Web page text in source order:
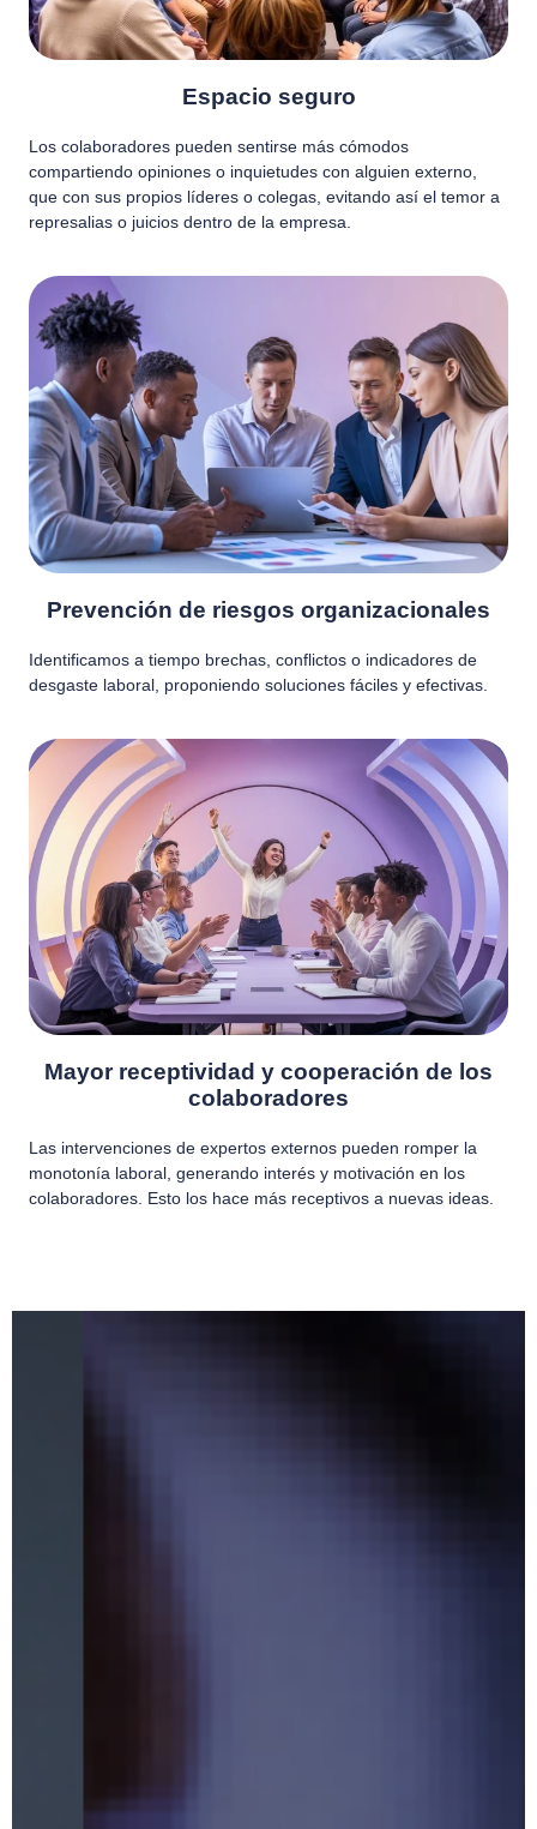
Espacio seguro
Los colaboradores pueden sentirse más cómodos
compartiendo opiniones o inquietudes con alguien externo,
que con sus propios líderes o colegas, evitando así el temor a
represalias o juicios dentro de la empresa.
Prevención de riesgos organizacionales
Identificamos a tiempo brechas, conflictos o indicadores de
desgaste laboral, proponiendo soluciones fáciles y efectivas.
Mayor receptividad y cooperación de los
colaboradores
Las intervenciones de expertos externos pueden romper la
monotonía laboral, generando interés y motivación en los
colaboradores. Esto los hace más receptivos a nuevas ideas.